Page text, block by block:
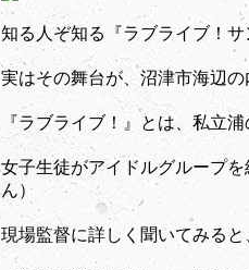
知る人ぞ知る『ラブライブ！サ
実はその舞台が、沼津市海辺の
『ラブライブ！』とは、私立
女子生徒がアイドルグループ
ん）
現場監督に詳しく聞いてみると